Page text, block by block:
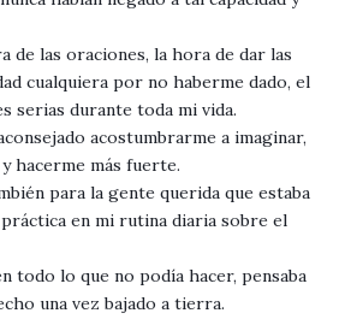
de las oraciones, la hora de dar las
cualquiera por no haberme dado, el
serias durante toda mi vida.
acostumbrarme a imaginar,
hacerme más fuerte.
para la gente querida que estaba
en mi rutina diaria sobre el
todo lo que no podía hacer, pensaba
una vez bajado a tierra.